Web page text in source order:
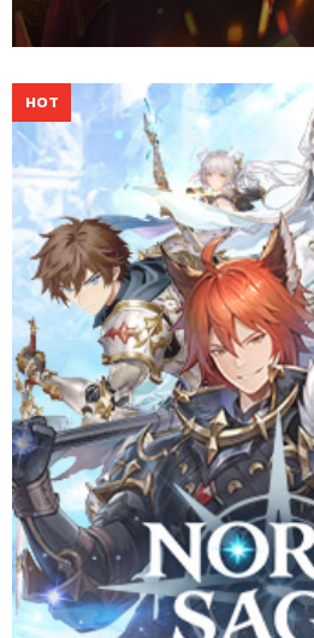
ออกผจญภัยเหนือตำนานในโลกแฟนตาซี
คู่หูสุดคิวท์ และผนึกกำลังกับเทพธิด
อาณาจักร Aesir จากมหั
Website
Pre-